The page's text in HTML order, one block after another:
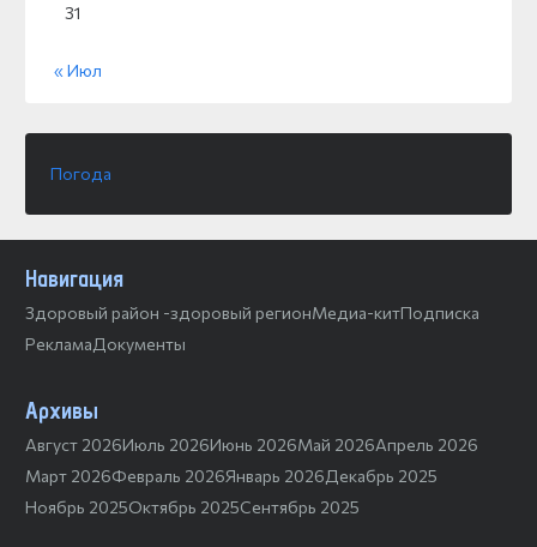
31
« Июл
Погода
Навигация
Здоровый район -здоровый регионМедиа-китПодписка
РекламаДокументы
Архивы
Август 2026Июль 2026Июнь 2026Май 2026Апрель 2026
Март 2026Февраль 2026Январь 2026Декабрь 2025
Ноябрь 2025Октябрь 2025Сентябрь 2025